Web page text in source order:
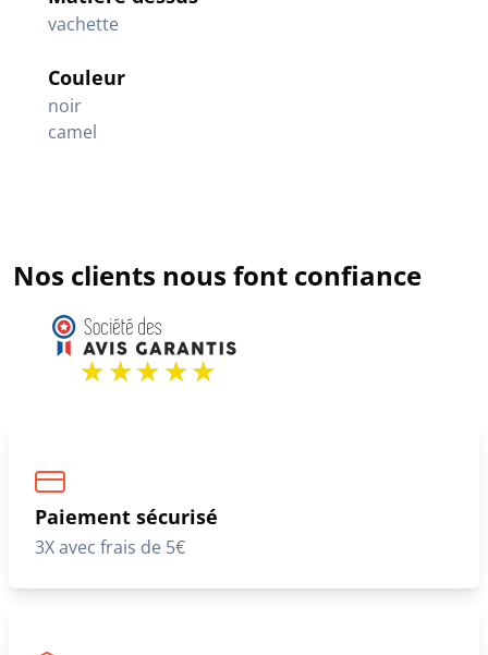
vachette
Couleur
noir
camel
Nos clients nous font confiance
Paiement sécurisé
3X avec frais de 5€